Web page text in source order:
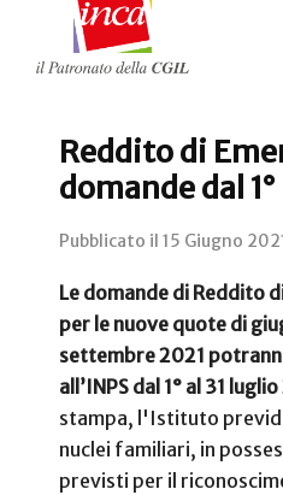
Reddito di
domande dal
Pubblicato il 15 Giugno
Le domande di Reddito
per le nuove quote di
settembre 2021
all’INPS dal 1° al 31
stampa, l'Istituto
nuclei familiari, in
previsti per il